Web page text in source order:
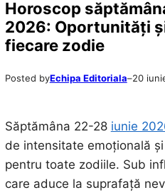
Horoscop
2026: Oportunități
fiecare zodie
Posted byEchipa Editoriala–20
Săptămâna 22-28 iunie
de intensitate emoțională
pentru toate zodiile. Sub
care aduce la suprafață